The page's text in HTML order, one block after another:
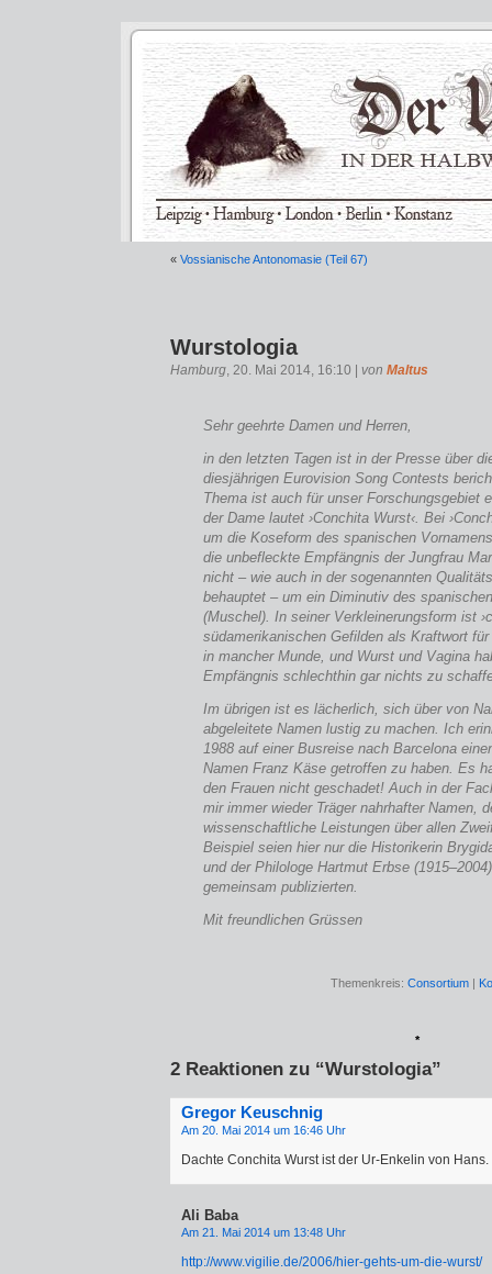
« Vossianische Antonomasie (Teil 67)
Wurstologia
Hamburg, 20. Mai 2014, 16:10 | von Maltus
Sehr geehrte Damen und Herren,
in den letzten Tagen ist in der Presse über
diesjährigen Eurovision Song Contests
Thema ist auch für unser Forschungsgebiet
der Dame lautet ›Conchita Wurst‹. Bei
um die Koseform des spanischen
die unbefleckte Empfängnis der Jungfrau
nicht – wie auch in der sogenannten
behauptet – um ein Diminutiv des
(Muschel). In seiner Verklei­nerungsform ist
südamerikanischen Gefilden als Kraftwort
in mancher Munde, und Wurst und Vagina
Empfängnis schlechthin gar nichts zu
Im übrigen ist es lächerlich, sich über von
abgeleitete Namen lustig zu machen. Ich
1988 auf einer Busreise nach Barcelona
Namen Franz Käse getroffen zu haben. Es
den Frauen nicht geschadet! Auch in der
mir immer wieder Träger nahrhafter Namen,
wissenschaftliche Leistungen über allen
Beispiel seien hier nur die Historikerin
und der Philologe Hartmut Erbse
gemeinsam publizierten.
Mit freundlichen Grüssen
Themenkreis: Consortium |
*
2 Reaktionen zu “Wurstologia”
Gregor Keuschnig
Am 20. Mai 2014 um 16:46 Uhr
Dachte Conchita Wurst ist der Ur-Enkelin von Hans.
Ali Baba
Am 21. Mai 2014 um 13:48 Uhr
http://www.vigilie.de/2006/hier-gehts-um-die-wurst/